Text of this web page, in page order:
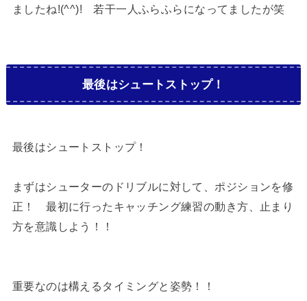
ましたね!(^^)! 若干一人ふらふらになってましたが笑
最後はシュートストップ！
最後はシュートストップ！
まずはシューターのドリブルに対して、ポジションを修
正！ 最初に行ったキャッチング練習の動き方、止まり
方を意識しよう！！
重要なのは構えるタイミングと姿勢！！